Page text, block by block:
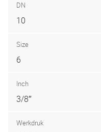
DN
10
Size
6
Inch
3/8″
Werkdruk